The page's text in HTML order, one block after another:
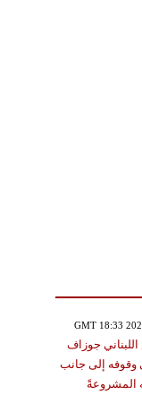
جوزاف
وقوفه إلى جانب
المشروعةً